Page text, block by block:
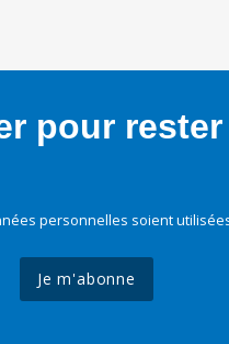
pour
personnelles soient
Je m'abonne